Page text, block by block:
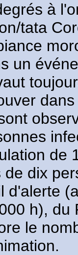
à
tata
un
de
de dix
d'alerte
h), du
le